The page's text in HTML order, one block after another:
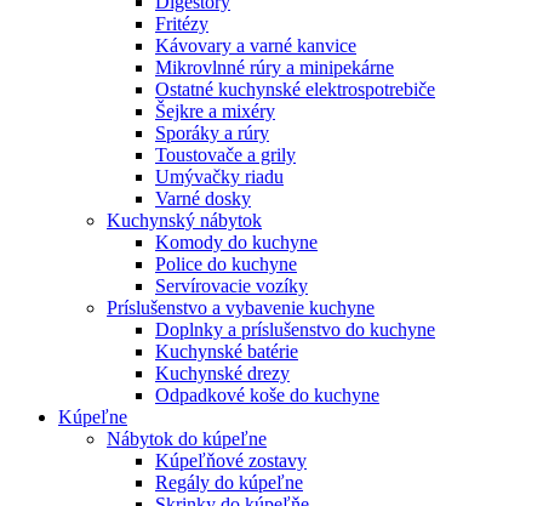
Fritézy
Kávovary a varné kanvice
Mikrovlnné rúry a minipekárne
Ostatné kuchynské elektrospotrebiče
Šejkre a mixéry
Sporáky a rúry
Toustovače a grily
Umývačky riadu
Varné dosky
Kuchynský nábytok
Komody do kuchyne
Police do kuchyne
Servírovacie vozíky
Príslušenstvo a vybavenie kuchyne
Doplnky a príslušenstvo do kuchyne
Kuchynské batérie
Kuchynské drezy
Odpadkové koše do kuchyne
Kúpeľne
Nábytok do kúpeľne
Kúpeľňové zostavy
Regály do kúpeľne